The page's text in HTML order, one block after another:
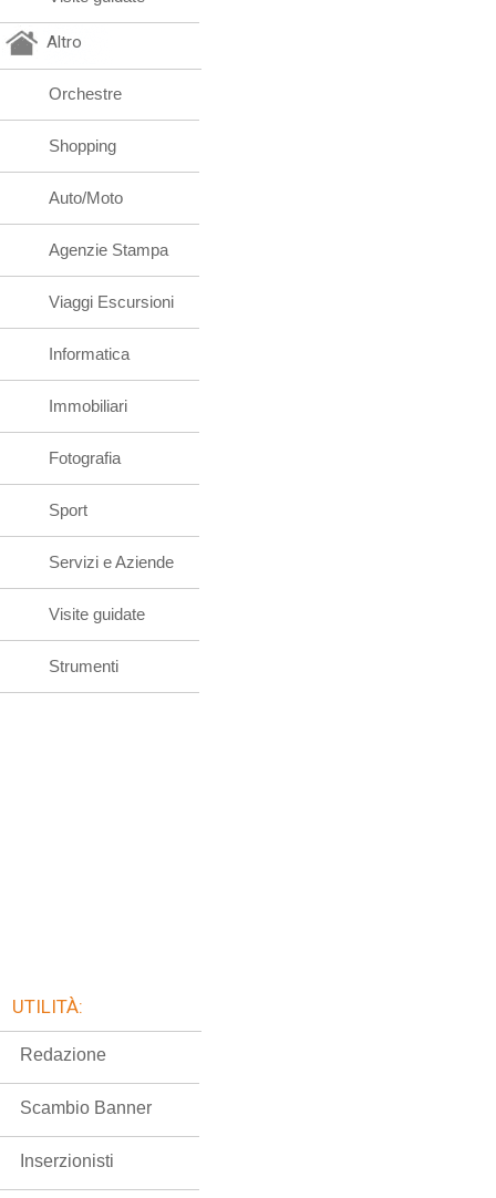
Altro
Orchestre
Shopping
Auto/Moto
Agenzie Stampa
Viaggi Escursioni
Informatica
Immobiliari
Fotografia
Sport
Servizi e Aziende
Visite guidate
Strumenti
UTILITÀ:
Redazione
Scambio Banner
Inserzionisti